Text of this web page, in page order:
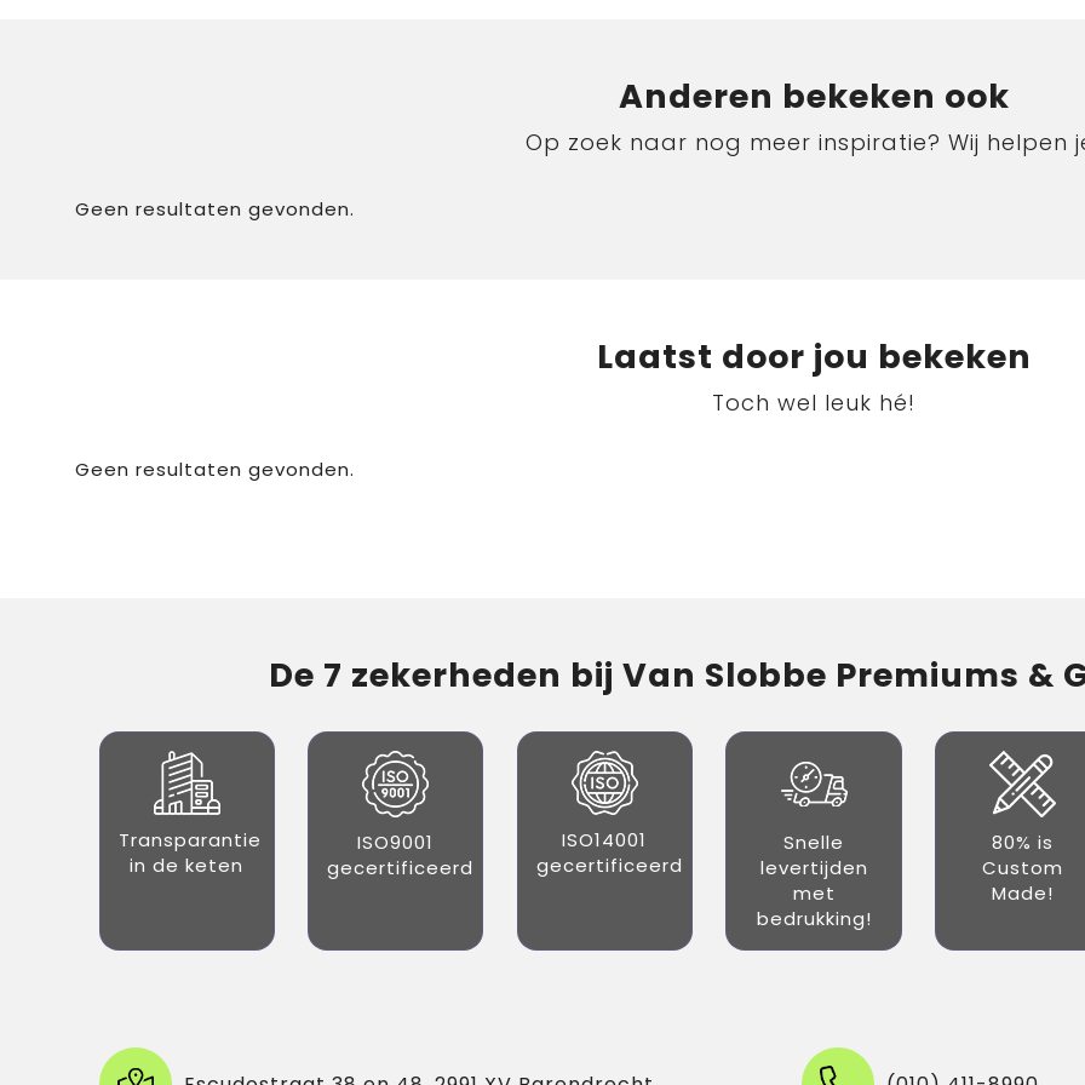
Anderen bekeken ook
Op zoek naar nog meer inspiratie? Wij helpen
Geen resultaten gevonden.
Laatst door jou bekeken
Toch wel leuk hé!
Geen resultaten gevonden.
De 7 zekerheden bij Van Slobbe Premiums &
Transparantie
in de keten
ISO9001
gecertificeerd
ISO14001
gecertificeerd
Snelle
levertijden
met
bedrukking!
80% is
Custom
Made!